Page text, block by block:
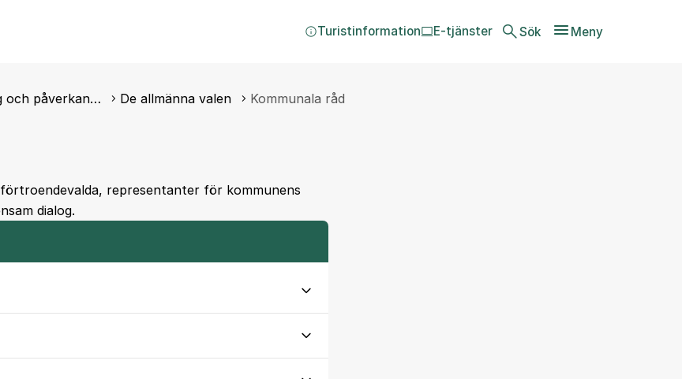
Sök Meny
Turistinformation E-tjänster
och påverkan… De allmänna valen Kommunala råd
representanter för kommunens
dialog.